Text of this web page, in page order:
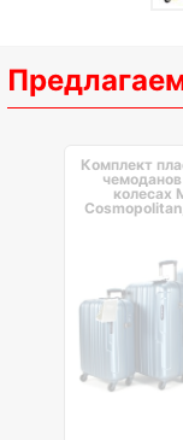
Комплект
колесах